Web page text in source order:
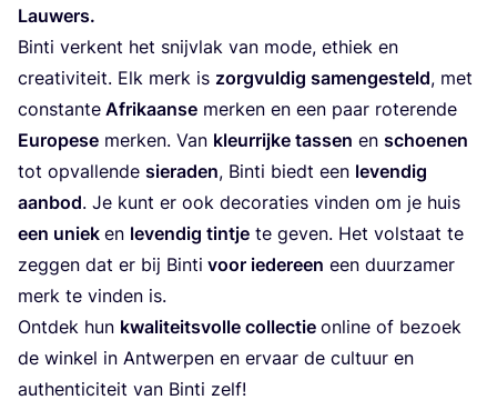
Lau­wers.
Bin­ti ver­kent het snij­vlak van mode, ethiek en
cre­a­ti­vi­teit. Elk merk is zorg­vul­dig samen­ge­steld, met
con­stan­te Afri­kaan­se mer­ken en een paar rote­ren­de
Euro­pe­se mer­ken. Van kleur­rij­ke tas­sen en schoe­nen
tot opval­len­de sie­ra­den, Bin­ti biedt een leven­dig
aan­bod. Je kunt er ook deco­ra­ties vin­den om je huis
een uniek en leven­dig tin­tje te geven. Het vol­staat te
zeg­gen dat er bij Bin­ti voor ieder­een een duur­za­mer
merk te vin­den is.
Ont­dek hun kwa­li­teits­vol­le col­lec­tie onli­ne of bezoek
de win­kel in Ant­wer­pen en ervaar de cul­tuur en
authen­ti­ci­teit van Bin­ti zelf!